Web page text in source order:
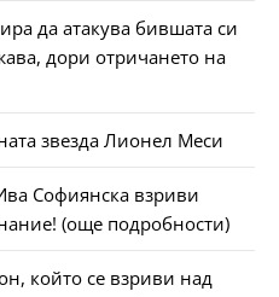
да атакува бившата си
дори отричането на
звезда Лионел Меси
Софиянска взриви
(още подробности)
който се взриви над